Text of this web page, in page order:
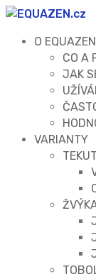
O
CO A
JAK
VARIANTY